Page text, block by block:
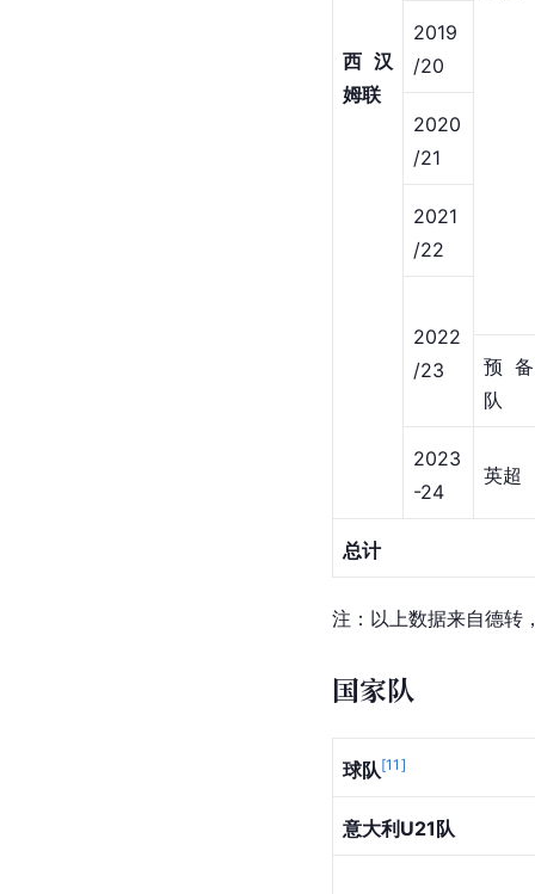
西汉
姆联
2019
/20
2020
/21
2021
/22
2022
/23
预备
队
2023
-24
英超
总计
注：以上数据来自德转
国家队
球队[11 ]
意大利U21队